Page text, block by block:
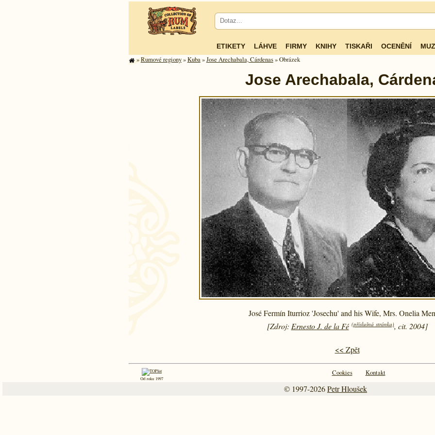
ETIKETY LÁHVE FIRMY KNIHY TISKAŘI OCENĚNÍ
»Rumové regiony»Kuba»Jose Arechabala, Cárdenas» Obrázek
Jose Arechabala,
José Fermín Iturrioz 'Josechu' and his Wife, Mrs. Onelia
[Zdroj: Ernesto J. de la Fé (příslušná stránka), cit. 2004]
<< Zpět
Od roku 1997
Cookies Kontakt
© 1997-2026Petr Hloušek